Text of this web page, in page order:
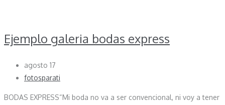
Ejemplo galeria bodas express
agosto 17
fotosparati
BODAS EXPRESS“Mi boda no va a ser convencional, ni voy a tener